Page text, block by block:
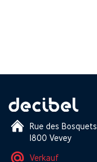
analog
Rue des Bosquets
1800 Vevey
Verkauf